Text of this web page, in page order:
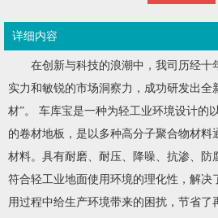
详细内容
在创新与科技的浪潮中，我司历经十
实力和敏锐的市场洞察力，成功研发出全
材”。 车库宝是一种为轻工业环境设计的
的卷材地板，是以多种高分子聚合物材料
材料。具有耐磨、耐压、降噪、抗渗、防
符合轻工业地面使用环境的理化性，解决
用过程中给生产环境带来的困扰，节省了